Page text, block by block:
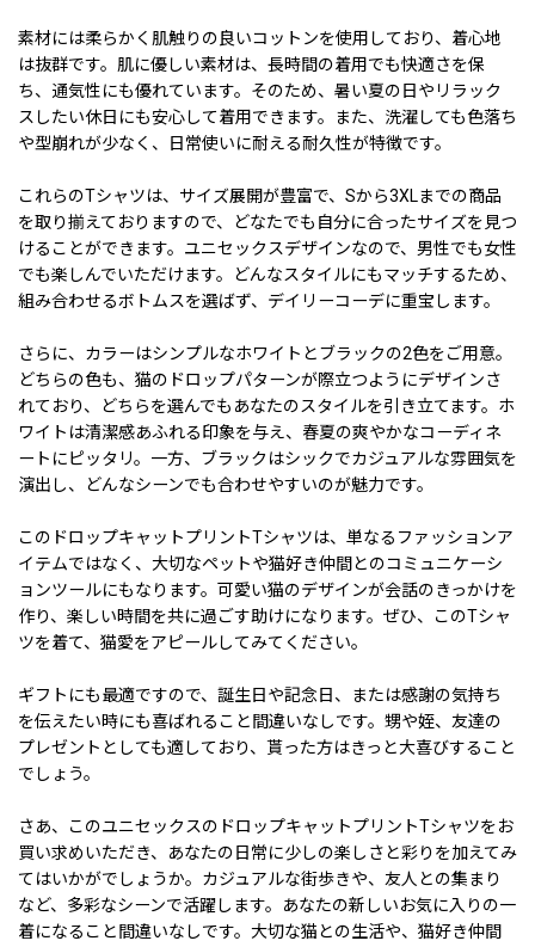
素材には柔らかく肌触りの良いコットンを使用しており、着心地
は抜群です。肌に優しい素材は、長時間の着用でも快適さを保
ち、通気性にも優れています。そのため、暑い夏の日やリラック
スしたい休日にも安心して着用できます。また、洗濯しても色落ち
や型崩れが少なく、日常使いに耐える耐久性が特徴です。
これらのTシャツは、サイズ展開が豊富で、Sから3XLまでの商品
を取り揃えておりますので、どなたでも自分に合ったサイズを見つ
けることができます。ユニセックスデザインなので、男性でも女性
でも楽しんでいただけます。どんなスタイルにもマッチするため、
組み合わせるボトムスを選ばず、デイリーコーデに重宝します。
さらに、カラーはシンプルなホワイトとブラックの2色をご用意。
どちらの色も、猫のドロップパターンが際立つようにデザインさ
れており、どちらを選んでもあなたのスタイルを引き立てます。ホ
ワイトは清潔感あふれる印象を与え、春夏の爽やかなコーディネ
ートにピッタリ。一方、ブラックはシックでカジュアルな雰囲気を
演出し、どんなシーンでも合わせやすいのが魅力です。
このドロップキャットプリントTシャツは、単なるファッションア
イテムではなく、大切なペットや猫好き仲間とのコミュニケーシ
ョンツールにもなります。可愛い猫のデザインが会話のきっかけを
作り、楽しい時間を共に過ごす助けになります。ぜひ、このTシャ
ツを着て、猫愛をアピールしてみてください。
ギフトにも最適ですので、誕生日や記念日、または感謝の気持ち
を伝えたい時にも喜ばれること間違いなしです。甥や姪、友達の
プレゼントとしても適しており、貰った方はきっと大喜びすること
でしょう。
さあ、このユニセックスのドロップキャットプリントTシャツをお
買い求めいただき、あなたの日常に少しの楽しさと彩りを加えてみ
てはいかがでしょうか。カジュアルな街歩きや、友人との集まり
など、多彩なシーンで活躍します。あなたの新しいお気に入りの一
着になること間違いなしです。大切な猫との生活や、猫好き仲間